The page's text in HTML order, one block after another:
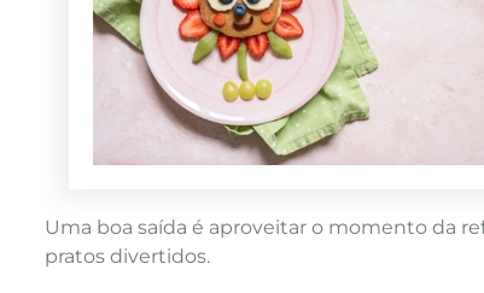
Uma boa saída é aproveitar o momento da
pratos divertidos.